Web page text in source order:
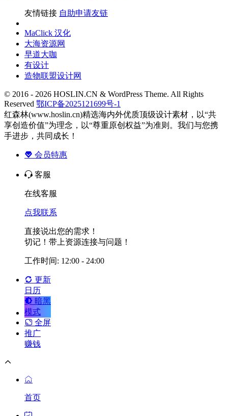
友情链接 自助申请友链
MaClick 汉化
大海资源网
早道大咖
有设计
造物联盟设计网
© 2016 - 2026 HOSLIN.CN & WordPress Theme. All Rights
Reserved 鄂ICP备2025121699号-1
红森林(www.hoslin.cn)精选海内外优质顶级设计素材，以“共
享创造价值”为理念，以“尊重原创权益”为准则。我们与您携
手进步，共同成长！
会员特惠
客服
在线客服
点我联系
直接说出您的需求！
切记！带上资源连接与问题！
工作时间: 12:00 - 24:00
更新
日历
暗黑
模式
全屏
推广
赚钱
首页